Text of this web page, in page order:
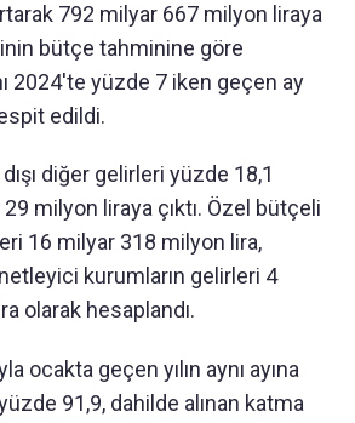
792 milyar 667 milyon liraya
bütçe tahminine göre
2024'te yüzde 7 iken geçen ay
edildi.
diğer gelirleri yüzde 18,1
milyon liraya çıktı. Özel bütçeli
16 milyar 318 milyon lira,
kurumların gelirleri 4
olarak hesaplandı.
ocakta geçen yılın aynı ayına
91,9, dahilde alınan katma